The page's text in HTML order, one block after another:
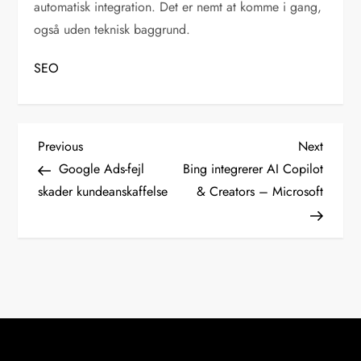
automatisk integration. Det er nemt at komme i gang,
også uden teknisk baggrund.
SEO
I
n
d
Previous
Post
Previous
Google Ads-fejl
skader kundeanskaffelse
Next
Post
Next
Bing integrerer AI Copilot
& Creators – Microsoft